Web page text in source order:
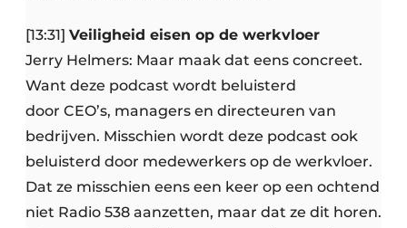
[13:31] Veiligheid eisen op de werkvloer
Jerry Helmers: Maar maak dat eens concreet.
Want deze podcast wordt beluisterd
door CEO’s, managers en directeuren van
bedrijven. Misschien wordt deze podcast ook
beluisterd door medewerkers op de werkvloer.
Dat ze misschien eens een keer op een ochtend
niet Radio 538 aanzetten, maar dat ze dit horen.